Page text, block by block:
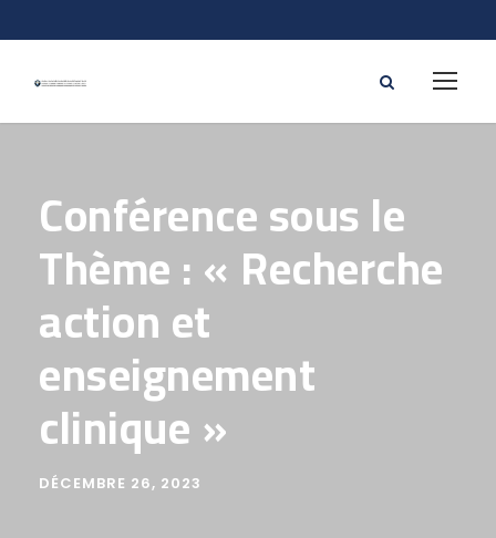
Conférence sous le
Thème : « Recherche
action et
enseignement
clinique »
DÉCEMBRE 26, 2023